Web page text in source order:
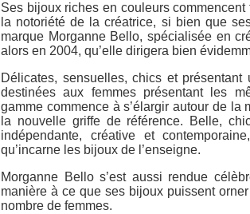
Ses bijoux riches en couleurs
la notoriété de la créatrice, si bien que
marque Morganne Bello, spécialisée en
alors en 2004, qu’elle dirigera bien
Délicates, sensuelles, chics et
destinées aux femmes présentant les
gamme commence à s’élargir autour de
la nouvelle griffe de référence. Belle,
indépendante, créative et
qu’incarne les bijoux de l’enseigne.
Morganne Bello s’est aussi rendue
manière à ce que ses bijoux puissent
nombre de femmes.